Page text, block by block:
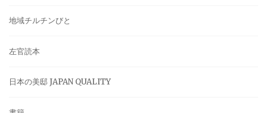
地域チルチンびと
左官読本
日本の美邸 JAPAN QUALITY